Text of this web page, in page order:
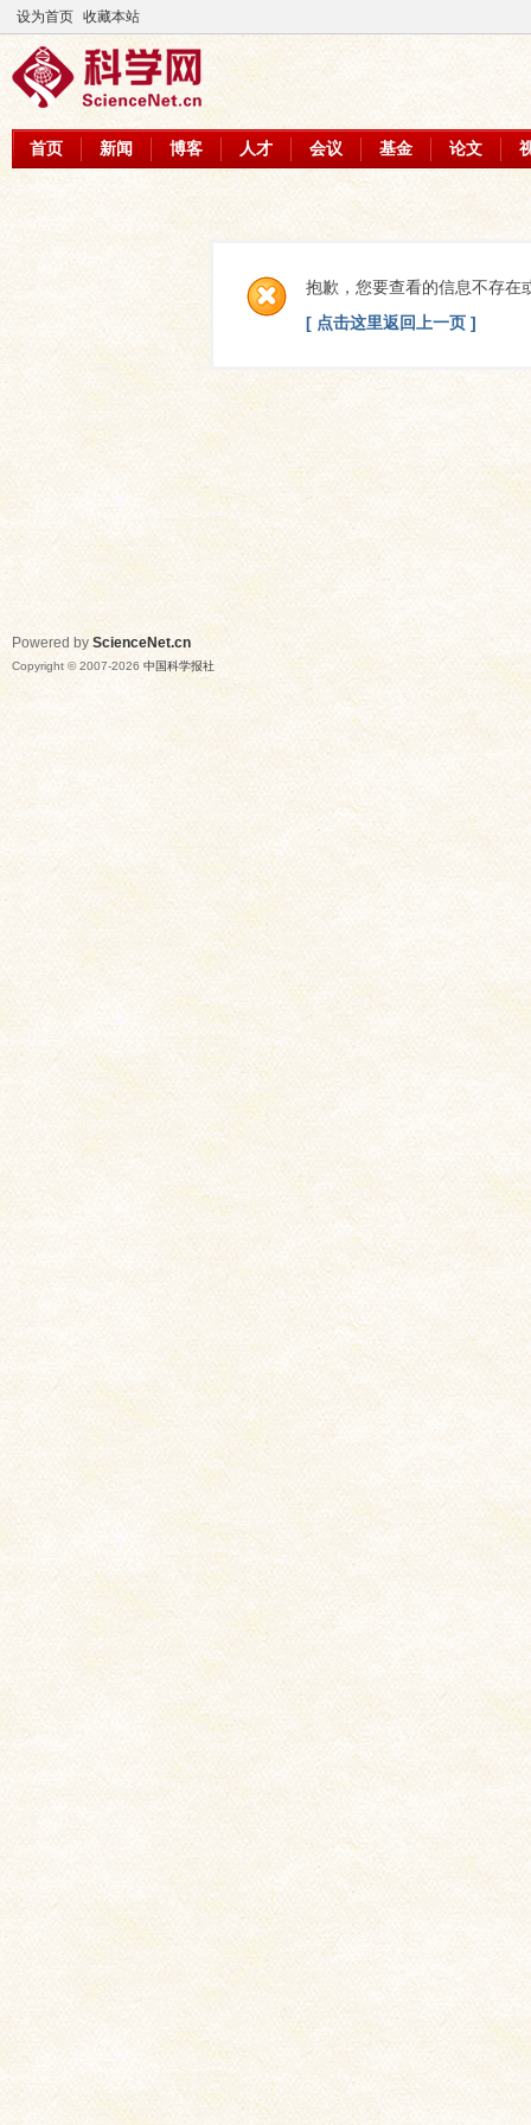
设为首页 收藏本站
首页 新闻 博客 人才 会议 基金 论文
抱歉，您要查看的信息不存在
[ 点击这里返回上一页 ]
Powered by ScienceNet.cn
Copyright © 2007-2026 中国科学报社